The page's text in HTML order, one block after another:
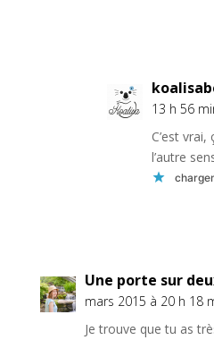
13 h 56
C’est
l’autre
Une porte sur
mars 2015 à 20 h 18
Je trouve que tu as